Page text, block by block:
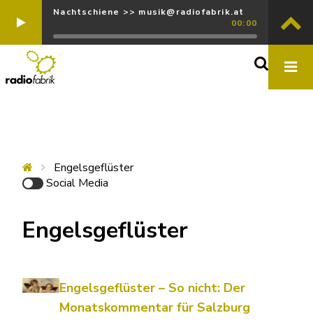
Nachtschiene >> musik@radiofabrik.at
00:00
Engelsgeflüster
Social Media
Engelsgeflüster
Engelsgeflüster – So nicht: Der
Monatskommentar für Salzburg